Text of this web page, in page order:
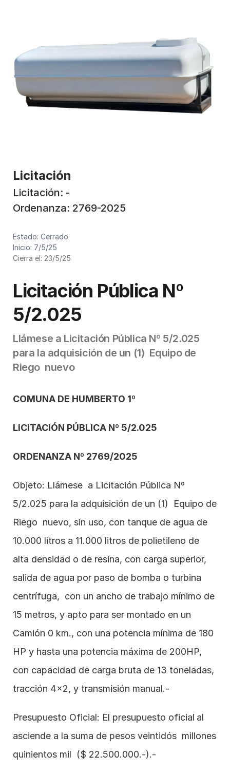
Licitación
Licitación: -
Ordenanza: 2769-2025
Cód. de presupuesto: L005-2025
Estado: Cerrado
Inicio: 7/5/25
Cierra el: 23/5/25
Licitación Pública Nº
5/2.025
Llámese a Licitación Pública Nº 5/2.025
para la adquisición de un (1)  Equipo de
Riego  nuevo
COMUNA DE HUMBERTO 1º
LICITACIÓN PÚBLICA Nº 5/2.025
ORDENANZA Nº 2769/2025
Objeto: Llámese  a Licitación Pública Nº
5/2.025 para la adquisición de un (1)  Equipo de
Riego  nuevo, sin uso, con tanque de agua de
10.000 litros a 11.000 litros de polietileno de
alta densidad o de resina, con carga superior,
salida de agua por paso de bomba o turbina
centrífuga,  con un ancho de trabajo mínimo de
15 metros, y apto para ser montado en un
Camión 0 km., con una potencia mínima de 180
HP y hasta una potencia máxima de 200HP,
con capacidad de carga bruta de 13 toneladas,
tracción 4x2, y transmisión manual.-
Presupuesto Oficial: El presupuesto oficial al
asciende a la suma de pesos veintidós  millones
quinientos mil  ($ 22.500.000.-).-